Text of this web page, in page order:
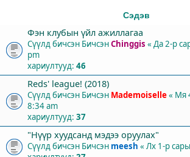
Сэдэв
Фэн клубын үйл ажиллагаа
Сүүлд бичсэн БичсэнChinggis « Да 2-р
pm
хариултууд: 46
Reds' league! (2018)
Сүүлд бичсэн Бичсэн Mademoiselle« Мя
8:34 am
хариултууд: 37
"Нүүр хуудсанд мэдээ оруулах"
Сүүлд бичсэн Бичсэн meesh « Лх 1-р